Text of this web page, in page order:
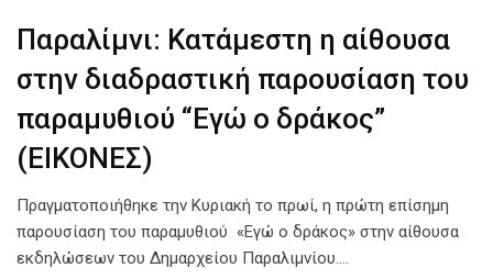
Παραλίμνι: Κατάμεστη η αίθουσα
στην διαδραστική παρουσίαση του
παραμυθιού “Εγώ ο δράκος”
(ΕΙΚΟΝΕΣ)
Πραγματοποιήθηκε την Κυριακή το πρωί, η πρώτη επίσημη
παρουσίαση του παραμυθιού «Εγώ ο δράκος» στην αίθουσα
εκδηλώσεων του Δημαρχείου Παραλιμνίου.…